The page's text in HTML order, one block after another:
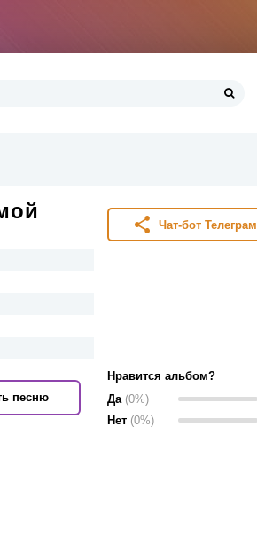
песню
Чат-бот Телеграм
Нравится альбом?
Да (0%)
Нет (0%)